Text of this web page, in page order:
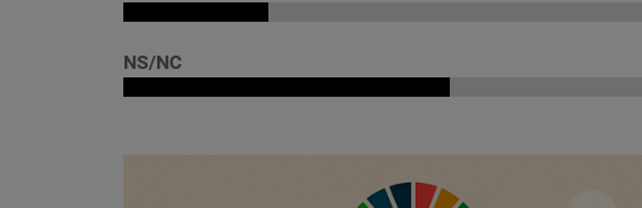
NS/NC